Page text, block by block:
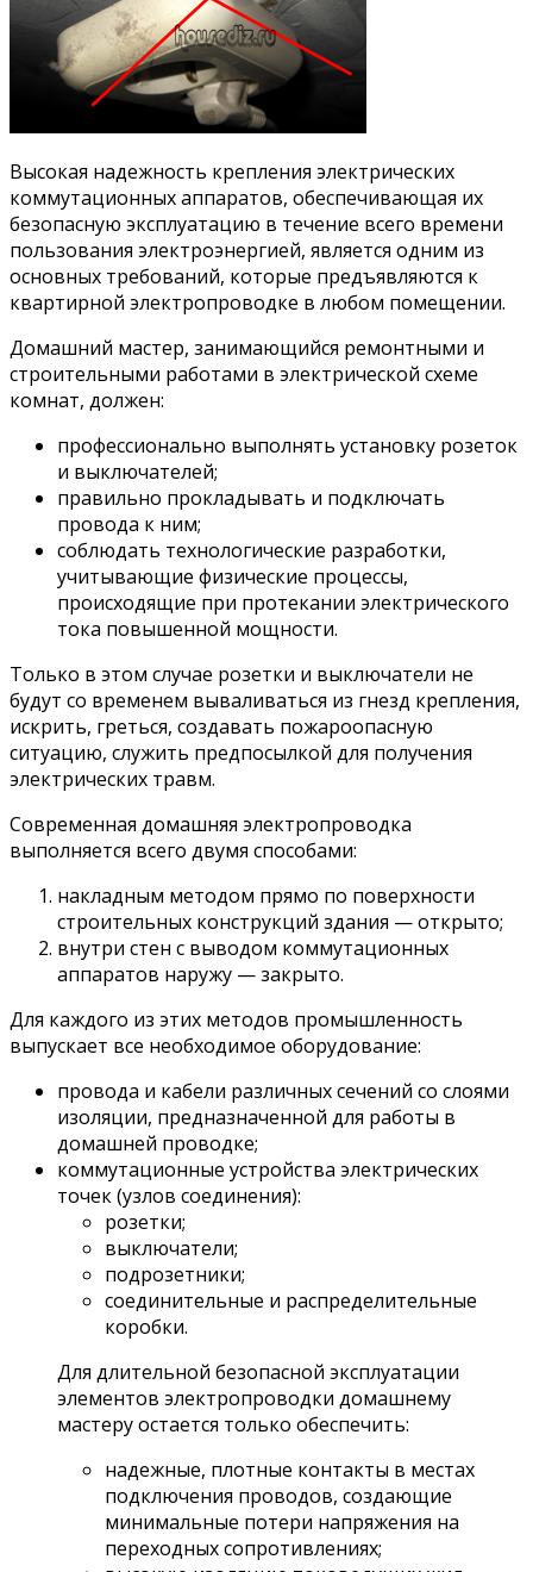
Высокая надежность крепления электрических
коммутационных аппаратов, обеспечивающая их
безопасную эксплуатацию в течение всего времени
пользования электроэнергией, является одним из
основных требований, которые предъявляются к
квартирной электропроводке в любом помещении.
Домашний мастер, занимающийся ремонтными и
строительными работами в электрической схеме
комнат, должен:
профессионально выполнять установку розеток
и выключателей;
правильно прокладывать и подключать
провода к ним;
соблюдать технологические разработки,
учитывающие физические процессы,
происходящие при протекании электрического
тока повышенной мощности.
Только в этом случае розетки и выключатели не
будут со временем вываливаться из гнезд крепления,
искрить, греться, создавать пожароопасную
ситуацию, служить предпосылкой для получения
электрических травм.
Современная домашняя электропроводка
выполняется всего двумя способами:
накладным методом прямо по поверхности
строительных конструкций здания — открыто;
внутри стен с выводом коммутационных
аппаратов наружу — закрыто.
Для каждого из этих методов промышленность
выпускает все необходимое оборудование:
провода и кабели различных сечений со слоями
изоляции, предназначенной для работы в
домашней проводке;
коммутационные устройства электрических
точек (узлов соединения):
розетки;
выключатели;
подрозетники;
соединительные и распределительные
коробки.
Для длительной безопасной эксплуатации
элементов электропроводки домашнему
мастеру остается только обеспечить:
надежные, плотные контакты в местах
подключения проводов, создающие
минимальные потери напряжения на
переходных сопротивлениях;